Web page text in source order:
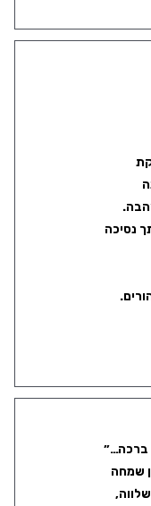
נסיכה
ברכה…”
שמחה